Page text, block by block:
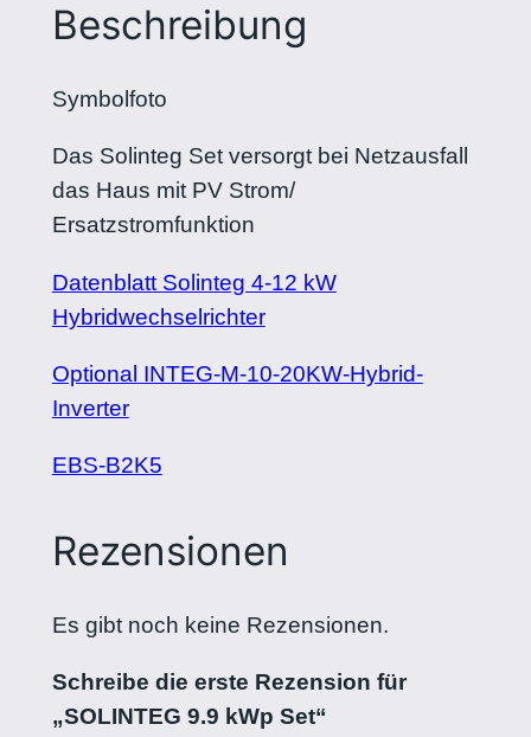
Beschreibung
Symbolfoto
Das Solinteg Set versorgt bei Netzausfall
das Haus mit PV Strom/
Ersatzstromfunktion
Datenblatt Solinteg 4-12 kW
Hybridwechselrichter
Optional INTEG-M-10-20KW-Hybrid-
Inverter
EBS-B2K5
Rezensionen
Es gibt noch keine Rezensionen.
Schreibe die erste Rezension für
„SOLINTEG 9.9 kWp Set“